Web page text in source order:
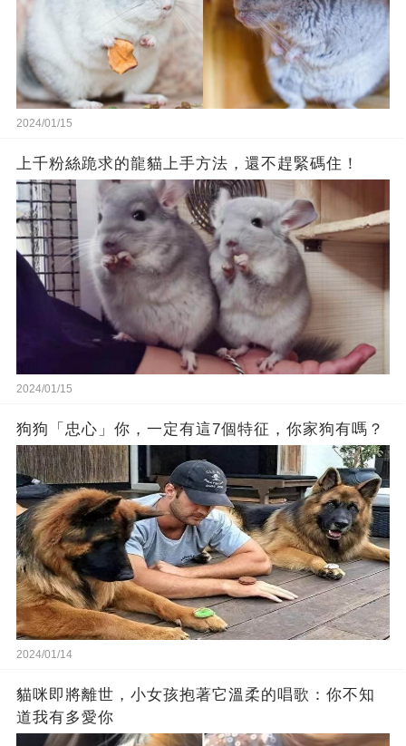
2024/01/15
上千粉絲跪求的龍貓上手方法，還不趕緊碼住！
2024/01/15
狗狗「忠心」你，一定有這7個特征，你家狗有嗎？
2024/01/14
貓咪即將離世，小女孩抱著它溫柔的唱歌：你不知
道我有多愛你